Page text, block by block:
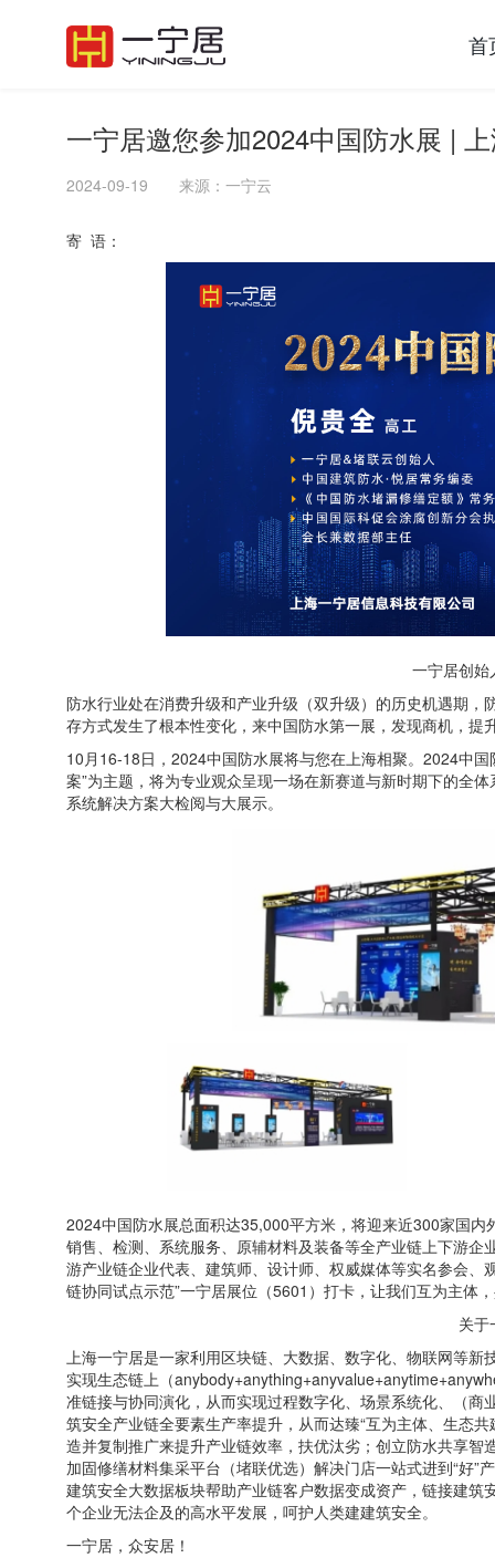
首
一宁居邀您参加2024中国防水展 |
2024-09-19 来源：一宁云
寄 语：
一宁居创始
防水行业处在消费升级和产业升级（双升级）的历史机遇期
存方式发生了根本性变化，来中国防水第一展，发现商机，
10月16-18日，2024中国防水展将与您在上海相聚。2024中
案”为主题，将为专业观众呈现一场在新赛道与新时期下的全
系统解决方案大检阅与大展示。
2024中国防水展总面积达35,000平方米，将迎来近300家国
销售、检测、系统服务、原辅材料及装备等全产业链上下游
游产业链企业代表、建筑师、设计师、权威媒体等实名参会
链协同试点示范”一宁居展位（5601）打卡，让我们互为主体
关于
上海一宁居是一家利用区块链、大数据、数字化、物联网等
实现生态链上（
准链接与协同演化，从而实现过程数字化、场景系统化、（
筑安全产业链全要素生产率提升，从而达臻“互为主体、生态
造并复制推广来提升产业链效率，扶优汰劣；创立防水共享
加固修缮材料集采平台（堵联优选）解决门店一站式进到“好
建筑安全大数据板块帮助产业链客户数据变成资产，链接建
个企业无法企及的高水平发展，呵护人类建建筑安全。
一宁居，众安居！